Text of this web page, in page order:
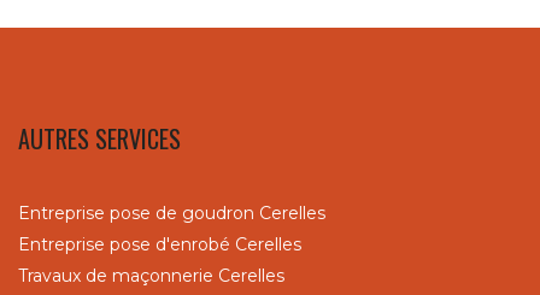
AUTRES SERVICES
Entreprise pose de goudron Cerelles
Entreprise pose d'enrobé Cerelles
Travaux de maçonnerie Cerelles